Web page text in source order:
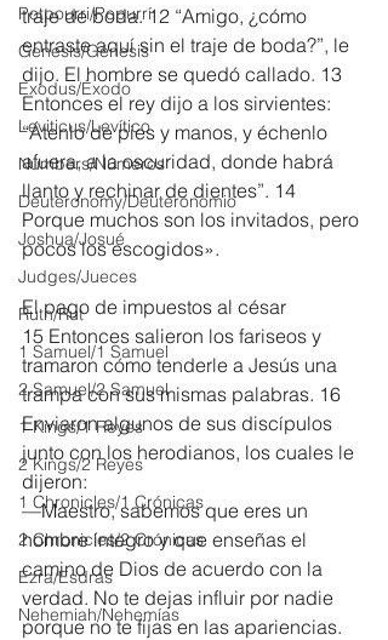
Potpourri/Popurrí
Genesis/Génesis
Exodus/Éxodo
Leviticus/Levítico
Numbers/Números
Deuteronomy/Deuteronomio
Joshua/Josué
Judges/Jueces
Ruth/Rut
1 Samuel/1 Samuel
2 Samuel/2 Samuel
1 Kings/1 Reyes
2 Kings/2 Reyes
1 Chronicles/1 Crónicas
2 Chronicles/2 Crónicas
Ezra/Esdras
Nehemiah/Nehemías
traje de boda. 12 “Amigo, ¿cómo
entraste aquí sin el traje de boda?”, le
dijo. El hombre se quedó callado. 13
Entonces el rey dijo a los sirvientes:
“Átenlo de pies y manos, y échenlo
afuera, a la oscuridad, donde habrá
llanto y rechinar de dientes”. 14
Porque muchos son los invitados, pero
pocos los escogidos».
El pago de impuestos al césar
15 Entonces salieron los fariseos y
tramaron cómo tenderle a Jesús una
trampa con sus mismas palabras. 16
Enviaron algunos de sus discípulos
junto con los herodianos, los cuales le
dijeron:
—Maestro, sabemos que eres un
hombre íntegro y que enseñas el
camino de Dios de acuerdo con la
verdad. No te dejas influir por nadie
porque no te fijas en las apariencias.